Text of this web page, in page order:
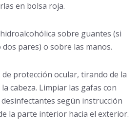
en bolsa roja.
sobre guantes (si
pares) o sobre las manos.
de protección ocular, tirando de la
cabeza. Limpiar las gafas con
según instrucción
la parte interior hacia el exterior.